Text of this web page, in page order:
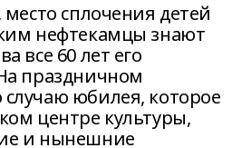
место сплочения детей
нефтекамцы знают
все 60 лет его
праздничном
юбилея, которое
центре культуры,
и нынешние